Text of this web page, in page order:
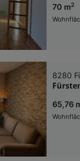
70 m2
8280
65,76